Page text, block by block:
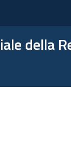
della